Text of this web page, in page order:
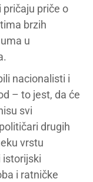
priče o
brzih
u
nacionalisti i
– to jest, da će
svi
drugih
vrstu
istorijski
i ratničke